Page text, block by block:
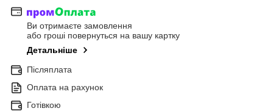
Ви отримаєте замовлення
або гроші повернуться на вашу картку
Детальніше
Післяплата
Оплата на рахунок
Готівкою